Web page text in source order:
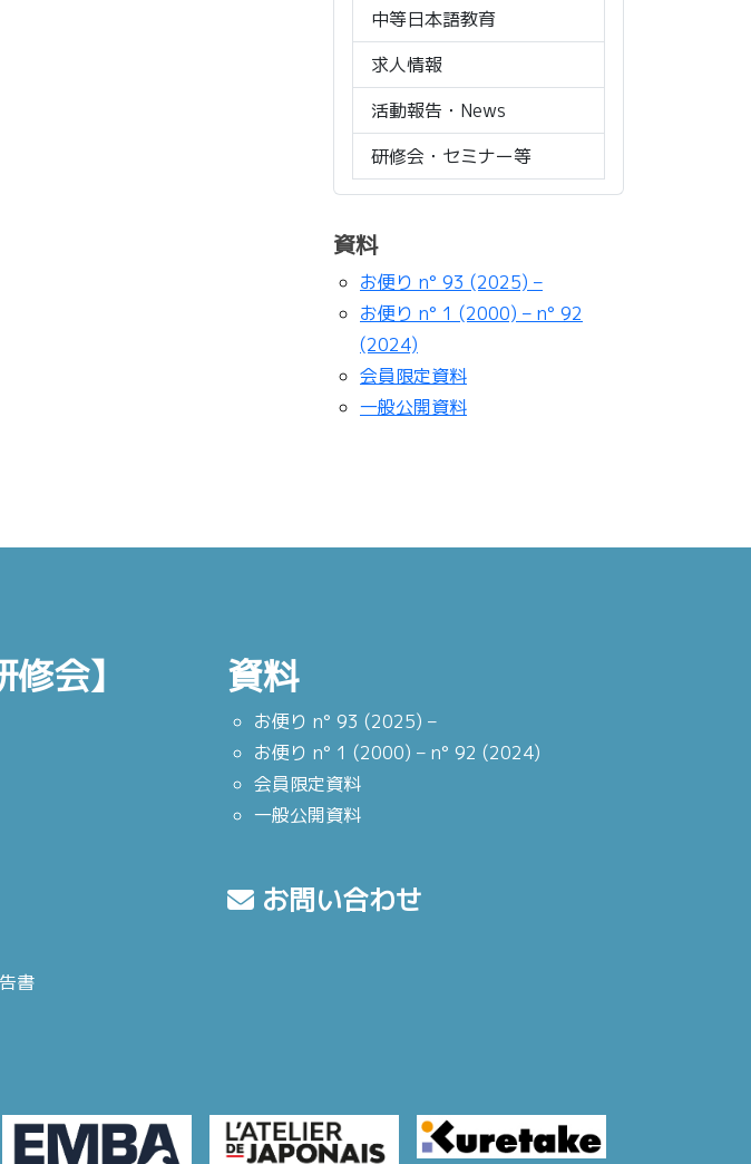
中等日本語教育
求人情報
活動報告・News
研修会・セミナー等
資料
お便り n° 93 (2025) –
お便り n° 1 (2000) – n° 92
(2024)
会員限定資料
一般公開資料
修会】
書
資料
お便り n° 93 (2025) –
お便り n° 1 (2000) – n° 92 (2024)
会員限定資料
一般公開資料
お問い合わせ